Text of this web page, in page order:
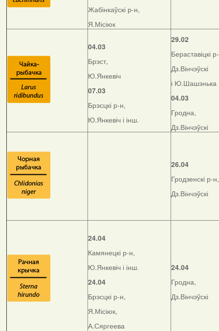
Жабінкаўскі р-н,
Я.Місіюк
04.03
Брэст,
Ю.Янкевіч
07.03
Брэсцкі р-н,
Ю.Янкевіч і інш.
29.02
Бераставіцкі
Дз.Вінчэўскі
і Ю.Шашэнька
04.03
Гродна,
Дз.Вінчэўскі
26.04
Гродзенскі р-н,
Дз.Вінчэўскі
24.04
Камянецкі р-н,
Ю.Янкевіч і інш.
24.04
Брэсцкі р-н,
Я.Місіюк,
А.Сяргеева
24.04
Гродна,
Дз.Вінчэўскі